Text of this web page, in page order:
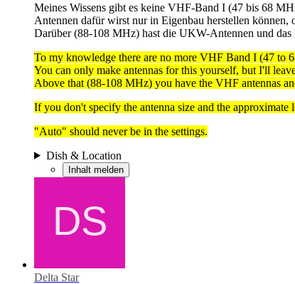
Meines Wissens gibt es keine VHF-Band I (47 bis 68
Antennen dafür wirst nur in Eigenbau herstellen können,
Darüber (88-108 MHz) hast die UKW-Antennen und
To my knowledge there are no more VHF Band I (47 to
You can only make antennas for this yourself, but I'll
Above that (88-108 MHz) you have the VHF antennas
If you don't specify the antenna size and the
"Auto" should never be in the settings.
Dish & Location
Inhalt melden
Delta Star